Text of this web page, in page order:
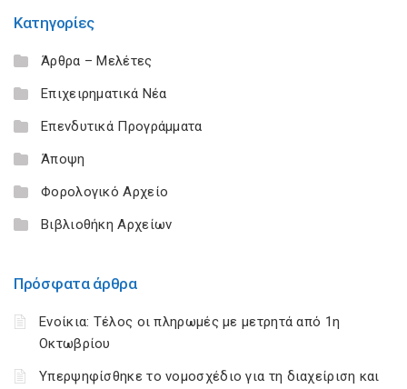
Κατηγορίες
Άρθρα – Μελέτες
Επιχειρηματικά Νέα
Επενδυτικά Προγράμματα
Άποψη
Φορολογικό Αρχείο
Βιβλιοθήκη Αρχείων
Πρόσφατα άρθρα
Ενοίκια: Τέλος οι πληρωμές με μετρητά από 1η
Οκτωβρίου
Υπερψηφίσθηκε το νομοσχέδιο για τη διαχείριση και